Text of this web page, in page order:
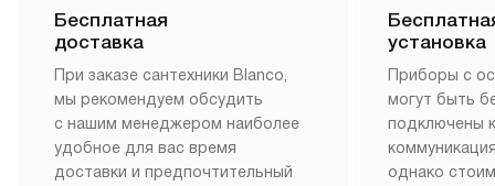
Бесплатная
доставка
При заказе сантехники Blanco,
мы рекомендуем обсудить
с нашим менеджером наиболее
удобное для вас время
доставки и предпочтительный
установка
Приборы с
могут быть
подключены
однако